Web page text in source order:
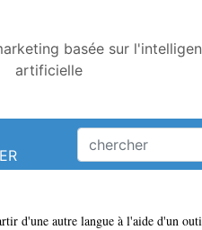
basée sur
artificielle
d'une autre langue à l'aide d'un